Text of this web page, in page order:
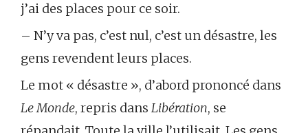
j’ai des places pour ce soir.
– N’y va pas, c’est nul, c’est un désastre, les
gens revendent leurs places.
Le mot « désastre », d’abord prononcé dans
Le Monde, repris dans Libération, se